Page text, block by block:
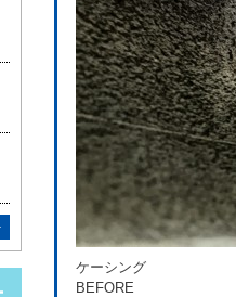
ケーシング
BEFORE